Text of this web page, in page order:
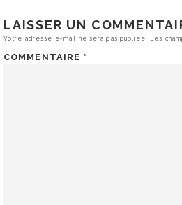
LAISSER UN
Votre adresse e-mail ne sera pas publiée. Les
COMMENTAIRE *